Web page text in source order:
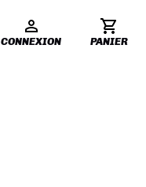
CONNEXION PANIER